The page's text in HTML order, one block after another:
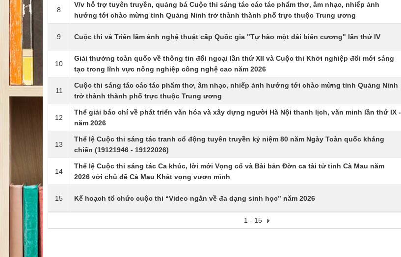
8
V/v hỗ trợ tuyên truyền, quảng bá Cuộc thi sáng tác các tác phẩm thơ, âm nhạc, nhiếp ảnh
hướng tới chào mừng tỉnh Quảng Ninh trở thành thành phố trực thuộc Trung ương
9 Cuộc thi và Triển lãm ảnh nghệ thuật cấp Quốc gia "Tự hào một dải biên cương" lần thứ IV
10
Giải thưởng toàn quốc về thông tin đối ngoại lần thứ XII và Cuộc thi Khởi nghiệp đổi mới sáng
tạo trong lĩnh vực nông nghiệp công nghệ cao năm 2026
11
Cuộc thi sáng tác các tác phẩm thơ, âm nhạc, nhiếp ảnh hướng tới chào mừng tỉnh Quảng Ninh
trở thành thành phố trực thuộc Trung ương
12
Thể giải báo chí về phát triển văn hóa và xây dựng người Hà Nội thanh lịch, văn minh lần thứ IX -
năm 2026
13
Thể lệ Cuộc thi sáng tác tranh cổ động tuyên truyền kỷ niệm 80 năm Ngày Toàn quốc kháng
chiến (19121946 - 19122026)
14
Thể lệ Cuộc thi sáng tác Ca khúc, lời mới Vọng cổ và Bài bản Đờn ca tài tử tỉnh Cà Mau năm
2026 với chủ đề Cà Mau Khát vọng vươn mình
15 Kế hoạch tổ chức cuộc thi “Video ngắn về đa dạng sinh học” năm 2026
1 - 15